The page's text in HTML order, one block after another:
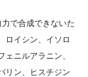
力で合成できないた
ロイシン、イソロ
ェニルアラニン、
リン、ヒスチジン